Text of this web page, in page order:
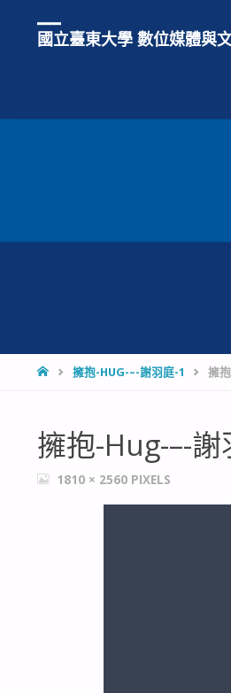
國立臺東大學 數位媒體與
HOME擁抱-HUG-–-謝羽庭-1 擁
擁抱-Hug-–-謝
FULL1810 × 2560 PIXELS